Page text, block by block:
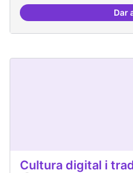
Dar
Cultura digital i